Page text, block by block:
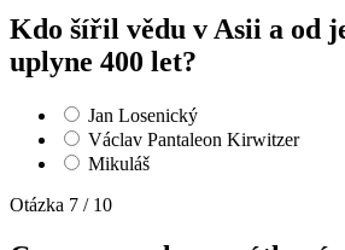
Kdo šířil vědu v Asii a od
uplyne 400 let?
Jan Losenický
Václav Pantaleon Kirwitzer
Mikuláš
Otázka 7 / 10